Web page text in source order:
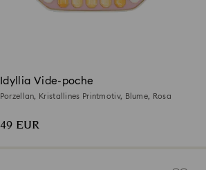
Idyllia Vide-poche
Porzellan, Kristallines Printmotiv, Blume, Rosa
49 EUR